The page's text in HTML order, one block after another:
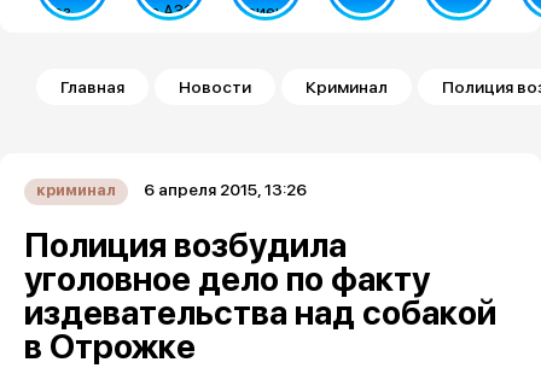
Строка навигации
Главная Новости Криминал Полиция
криминал 6 апреля 2015, 13:26
Полиция возбудила
уголовное дело по факту
издевательства над собакой
в Отрожке